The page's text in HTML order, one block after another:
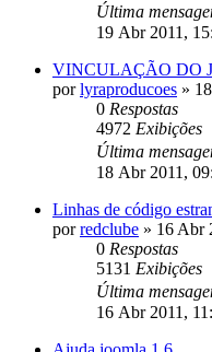
Última
19 Abr 2011,
VINCULAÇÃO DO
porlyraproducoes »
0 Respostas
4972 Exibições
Última
18 Abr 2011,
Linhas de código
porredclube » 16 Abr
0 Respostas
5131 Exibições
Última
16 Abr 2011,